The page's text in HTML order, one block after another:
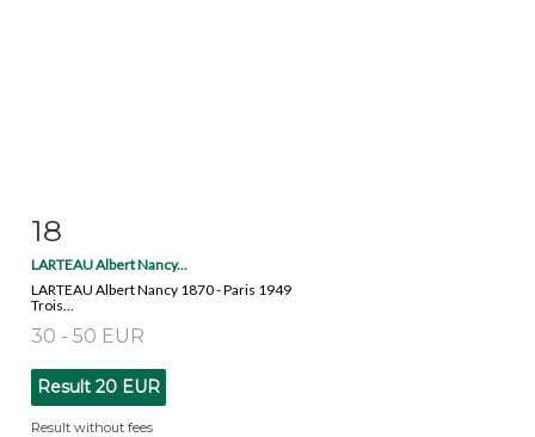
18
LARTEAU Albert Nancy...
LARTEAU Albert Nancy 1870 - Paris 1949
Trois...
30 - 50 EUR
Result 20 EUR
Result without fees